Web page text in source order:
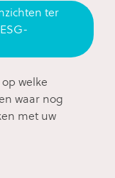
ter
welke
waar nog
met uw